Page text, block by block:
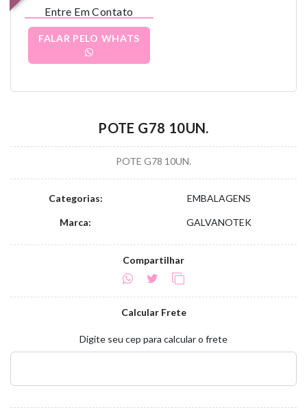
Entre Em Contato
FALAR PELO WHATS
POTE G78 10UN.
POTE G78 10UN.
Categorias: EMBALAGENS
Marca: GALVANOTEK
Compartilhar
Calcular Frete
Digite seu cep para calcular o frete